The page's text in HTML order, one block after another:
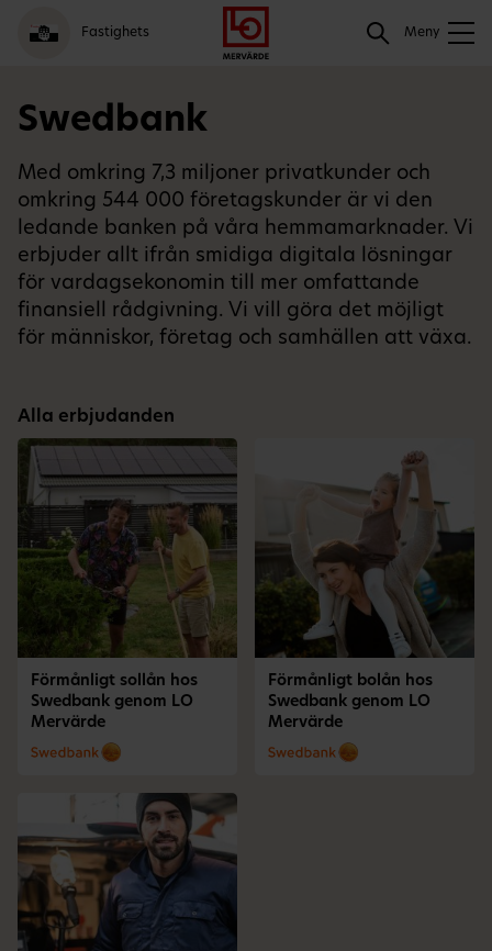
Gå
till
meny
Logga
in
Hoppa
till
innehåll
Fastighets Meny
Sök
Swedbank
Med omkring 7,3 miljoner privatkunder och
omkring 544 000 företagskunder är vi den
ledande banken på våra hemmamarknader. Vi
erbjuder allt ifrån smidiga digitala lösningar
för vardagsekonomin till mer omfattande
finansiell rådgivning. Vi vill göra det möjligt
för människor, företag och samhällen att växa.
Alla erbjudanden
Förmånligt sollån hos
Swedbank genom LO
Mervärde
Förmånligt bolån hos
Swedbank genom LO
Mervärde